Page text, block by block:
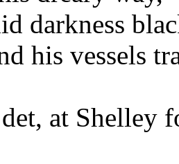
darkness
his vessels
at Shelley